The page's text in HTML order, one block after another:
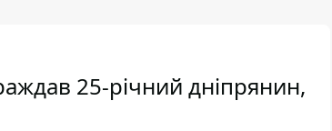
25-річний дніпрянин,